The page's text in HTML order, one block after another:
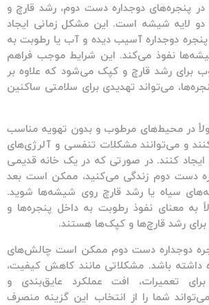
پنجره‌های دوجداره دست دوم، رشد قارچ و
لایه شیشه است. این مشکل زمانی ایجاد
پنجره دوجدارهآسیب دیده و آب یا رطوبت به
نفوذ می‌کند. این شرایط موجب فراهم
رشد قارچ و کپک می‌شود که علاوه بر
می‌تواند تهدیدی برای سلامتی ساکنین
در محیط‌های مرطوب و بدون تهویه مناسب
و می‌توانند مشکلات تنفسی و آلرژی‌های
ایجاد کنند. در صورتی که در یک خانه قدیمی
دست دوم زندگی می‌کنید، ممکن است بعد
سیاه یا رشد قارچ روی شیشه‌ها شوید.
به معنای نفوذ رطوبت به داخل پنجره‌ها و
برای رشد قارچ‌ها و کپک‌ها هستند.
دوجداره دست دوم ممکن است چالش‌های
داشته باشد. مشکلاتی مانند کاهش کیفیت،
تعمیرات، افت عملکرد عایق‌بندی و
شما را از انتخاب این گزینه منصرف